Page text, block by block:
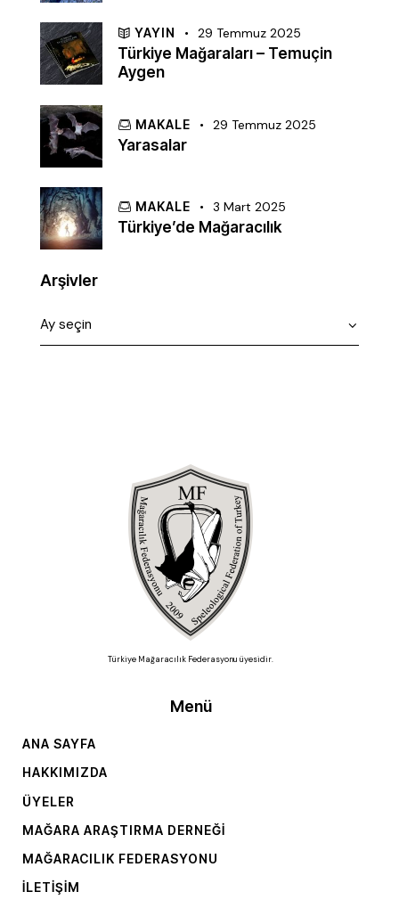
YAYIN 29 Temmuz 2025
Türkiye Mağaraları – Temuçin
Aygen
MAKALE 29 Temmuz 2025
Yarasalar
MAKALE 3 Mart 2025
Türkiye’de Mağaracılık
Arşivler
Türkiye Mağaracılık Federasyonu üyesidir.
Menü
ANA SAYFA
HAKKIMIZDA
ÜYELER
MAĞARA ARAŞTIRMA DERNEĞI
MAĞARACILIK FEDERASYONU
İLETIŞIM